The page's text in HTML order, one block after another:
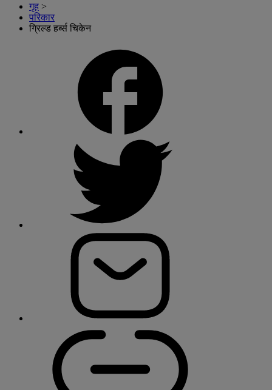
गृह >
परिकार
ग्रिल्ड हर्ब्स चिकेन